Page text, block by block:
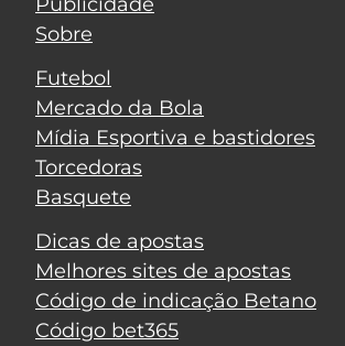
Sobre
Futebol
Mercado da Bola
Mídia Esportiva e bastidores
Torcedoras
Basquete
Dicas de apostas
Melhores sites de apostas
Código de indicação Betano
Código bet365